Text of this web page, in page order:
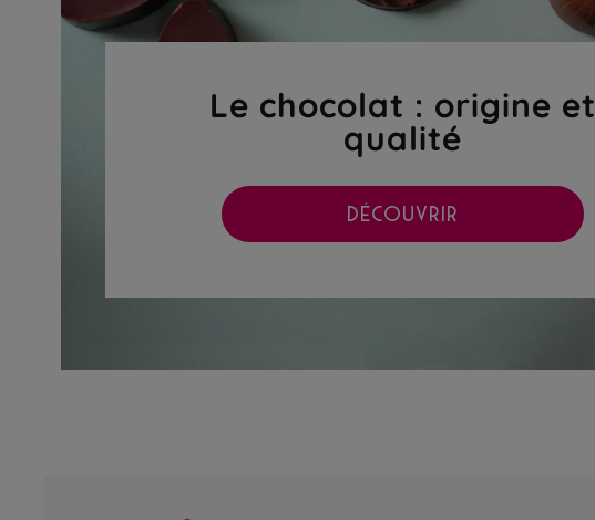
Le chocolat : origine et
qualité
DÉCOUVRIR